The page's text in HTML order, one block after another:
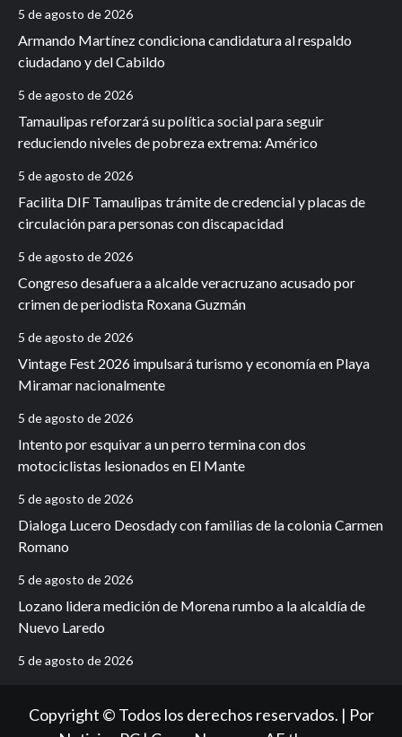
5 de agosto de 2026
Armando Martínez condiciona candidatura al respaldo
ciudadano y del Cabildo
5 de agosto de 2026
Tamaulipas reforzará su política social para seguir
reduciendo niveles de pobreza extrema: Américo
5 de agosto de 2026
Facilita DIF Tamaulipas trámite de credencial y placas de
circulación para personas con discapacidad
5 de agosto de 2026
Congreso desafuera a alcalde veracruzano acusado por
crimen de periodista Roxana Guzmán
5 de agosto de 2026
Vintage Fest 2026 impulsará turismo y economía en Playa
Miramar nacionalmente
5 de agosto de 2026
Intento por esquivar a un perro termina con dos
motociclistas lesionados en El Mante
5 de agosto de 2026
Dialoga Lucero Deosdady con familias de la colonia Carmen
Romano
5 de agosto de 2026
Lozano lidera medición de Morena rumbo a la alcaldía de
Nuevo Laredo
5 de agosto de 2026
Copyright © Todos los derechos reservados. | Por